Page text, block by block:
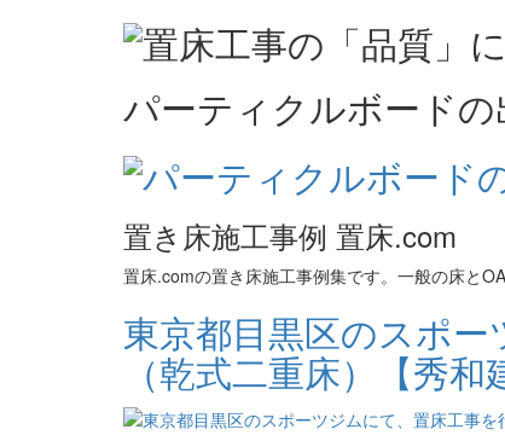
パーティクルボード
置き床施工事例 置床.com
置床.comの置き床施工事例集です。一般の床と
東京都目黒区のスポー
（乾式二重床）【秀和